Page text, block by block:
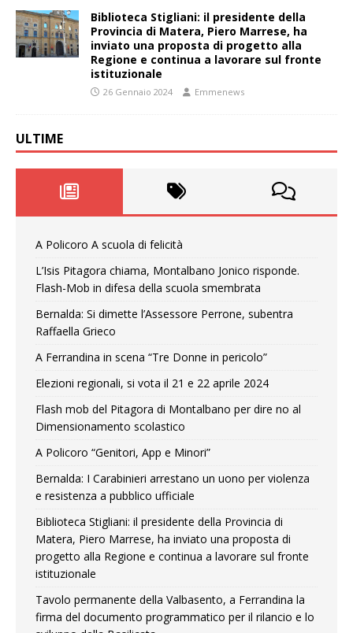
Biblioteca Stigliani: il presidente della
Provincia di Matera, Piero Marrese, ha
inviato una proposta di progetto alla
Regione e continua a lavorare sul fronte
istituzionale
26 Gennaio 2024 Emmenews
ULTIME
A Policoro A scuola di felicità
L’Isis Pitagora chiama, Montalbano Jonico risponde.
Flash-Mob in difesa della scuola smembrata
Bernalda: Si dimette l’Assessore Perrone, subentra
Raffaella Grieco
A Ferrandina in scena “Tre Donne in pericolo”
Elezioni regionali, si vota il 21 e 22 aprile 2024
Flash mob del Pitagora di Montalbano per dire no al
Dimensionamento scolastico
A Policoro “Genitori, App e Minori”
Bernalda: I Carabinieri arrestano un uono per violenza
e resistenza a pubblico ufficiale
Biblioteca Stigliani: il presidente della Provincia di
Matera, Piero Marrese, ha inviato una proposta di
progetto alla Regione e continua a lavorare sul fronte
istituzionale
Tavolo permanente della Valbasento, a Ferrandina la
firma del documento programmatico per il rilancio e lo